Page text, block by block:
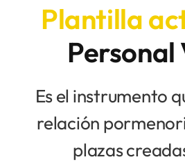
Plantilla
Personal
Es el instrumento
relación
plazas